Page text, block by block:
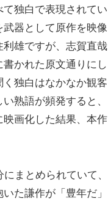
独白で表現されてい
器として原作を映像
雄ですが、志賀直哉
かれた原文通りにし
独白はなかなか観客
熟語が頻発すると、
画化した結果、本作
まとめられていて、
た謙作が「豊年だ」